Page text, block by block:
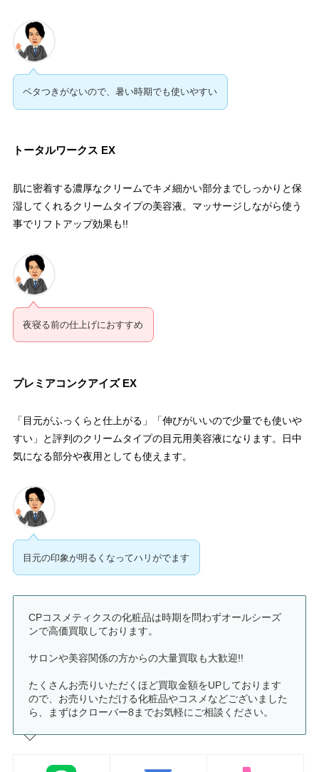
ベタつきがないので、暑い時期でも使いやすい
トータルワークス EX
肌に密着する濃厚なクリームでキメ細かい部分までしっかりと保
湿してくれるクリームタイプの美容液。マッサージしながら使う
事でリフトアップ効果も!!
夜寝る前の仕上げにおすすめ
プレミアコンクアイズ EX
「目元がふっくらと仕上がる」「伸びがいいので少量でも使いや
すい」と評判のクリームタイプの目元用美容液になります。日中
気になる部分や夜用としても使えます。
目元の印象が明るくなってハリがでます
CPコスメティクスの化粧品は時期を問わずオールシーズ
ンで高価買取しております。
サロンや美容関係の方からの大量買取も大歓迎!!
たくさんお売りいただくほど買取金額をUPしております
ので、お売りいただける化粧品やコスメなどございました
ら、まずはクローバー8までお気軽にご相談ください。